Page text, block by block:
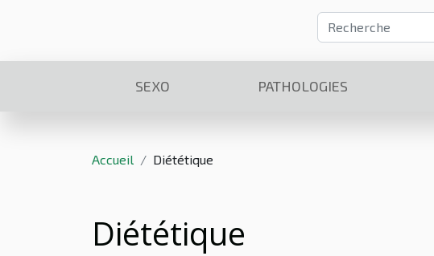
SEXO PATHOLOGIES
Accueil Diététique
Diététique